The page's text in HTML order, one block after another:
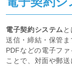
電子契約システム
送信・締結・保管ま
PDFなどの電子フ
ことで、対面や郵